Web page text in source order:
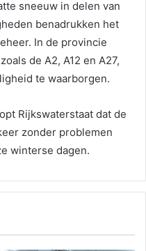
sneeuw in delen van
benadrukken het
In de provincie
de A2, A12 en A27,
te waarborgen.
Rijkswaterstaat dat de
zonder problemen
winterse dagen.